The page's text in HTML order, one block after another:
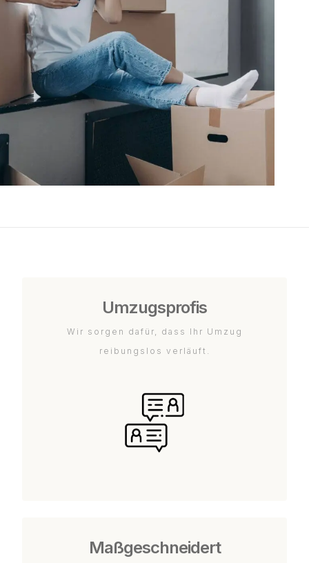
Umzugsprofis
Wir sorgen dafür, dass Ihr Umzug
reibungslos verläuft.
Maßgeschneidert